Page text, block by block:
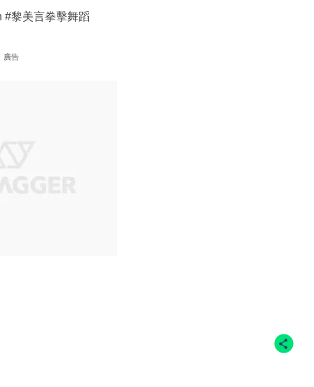
#黎美言拳擊舞蹈
廣告